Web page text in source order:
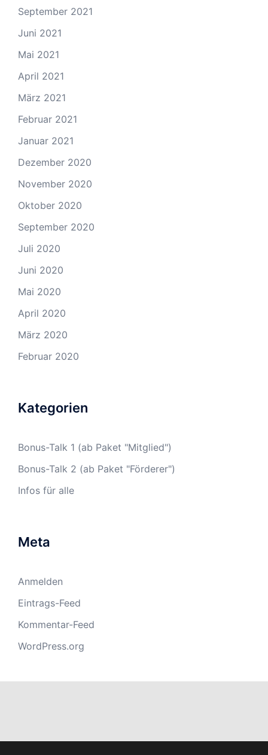
September 2021
Juni 2021
Mai 2021
April 2021
März 2021
Februar 2021
Januar 2021
Dezember 2020
November 2020
Oktober 2020
September 2020
Juli 2020
Juni 2020
Mai 2020
April 2020
März 2020
Februar 2020
Kategorien
Bonus-Talk 1 (ab Paket "Mitglied")
Bonus-Talk 2 (ab Paket "Förderer")
Infos für alle
Meta
Anmelden
Eintrags-Feed
Kommentar-Feed
WordPress.org